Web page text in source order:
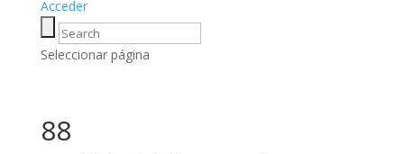
Acceder
Seleccionar página
88